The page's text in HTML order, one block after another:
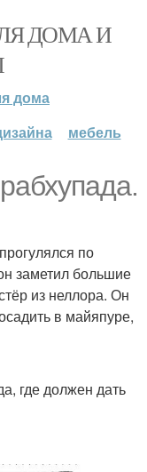
ДОМА И
дома
мебель
по
заметил большие
из неллора. Он
в майяпуре,
где должен дать